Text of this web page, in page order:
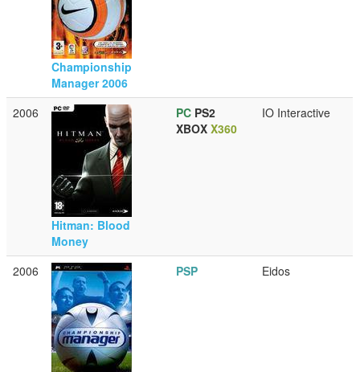
Championship
Manager 2006
2006
Hitman: Blood
Money
PC PS2
XBOX X360
IO Interactive
2006 PSP Eidos